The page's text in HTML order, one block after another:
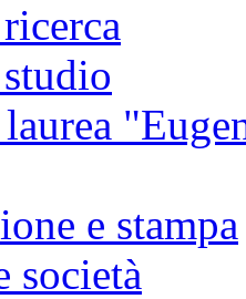
e stampa
società